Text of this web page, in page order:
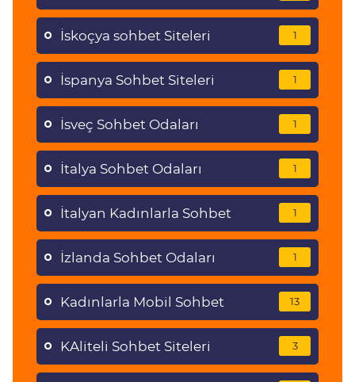
İskoçya sohbet Siteleri 1
İspanya Sohbet Siteleri 1
İsveç Sohbet Odaları 1
İtalya Sohbet Odaları 1
İtalyan Kadınlarla Sohbet 1
İzlanda Sohbet Odaları 1
Kadınlarla Mobil Sohbet 13
KAliteli Sohbet Siteleri 3